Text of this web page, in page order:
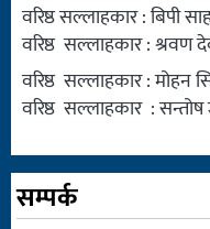
वरिष्ठ सल्लाहकार : बिपी
वरिष्ठ सल्लाहकार : श्रवण
वरिष्ठ सल्लाहकार : मोहन
वरिष्ठ सल्लाहकार :
सम्पर्क